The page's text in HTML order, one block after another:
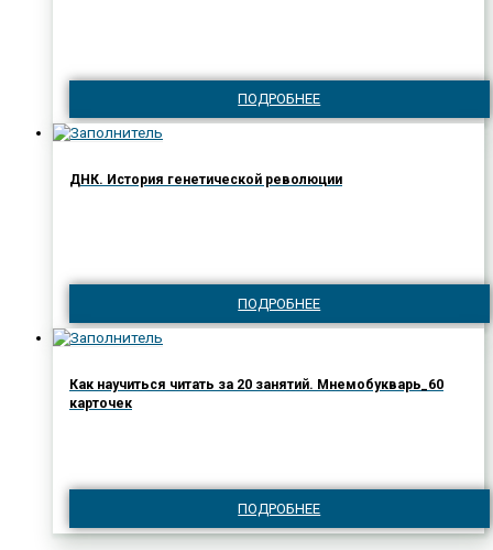
ПОДРОБНЕЕ
ДНК. История генетической революции
ПОДРОБНЕЕ
Как научиться читать за 20 занятий. Мнемобукварь_60
карточек
ПОДРОБНЕЕ